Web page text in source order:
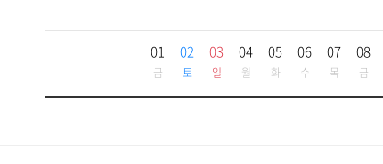
01
금
02
토
03
일
04
월
05
화
06
수
07
목
08
금